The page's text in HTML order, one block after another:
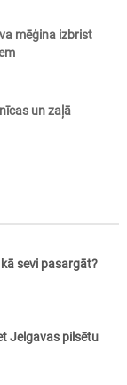
mēģina izbrist
un zaļā
sevi pasargāt?
Jelgavas pilsētu